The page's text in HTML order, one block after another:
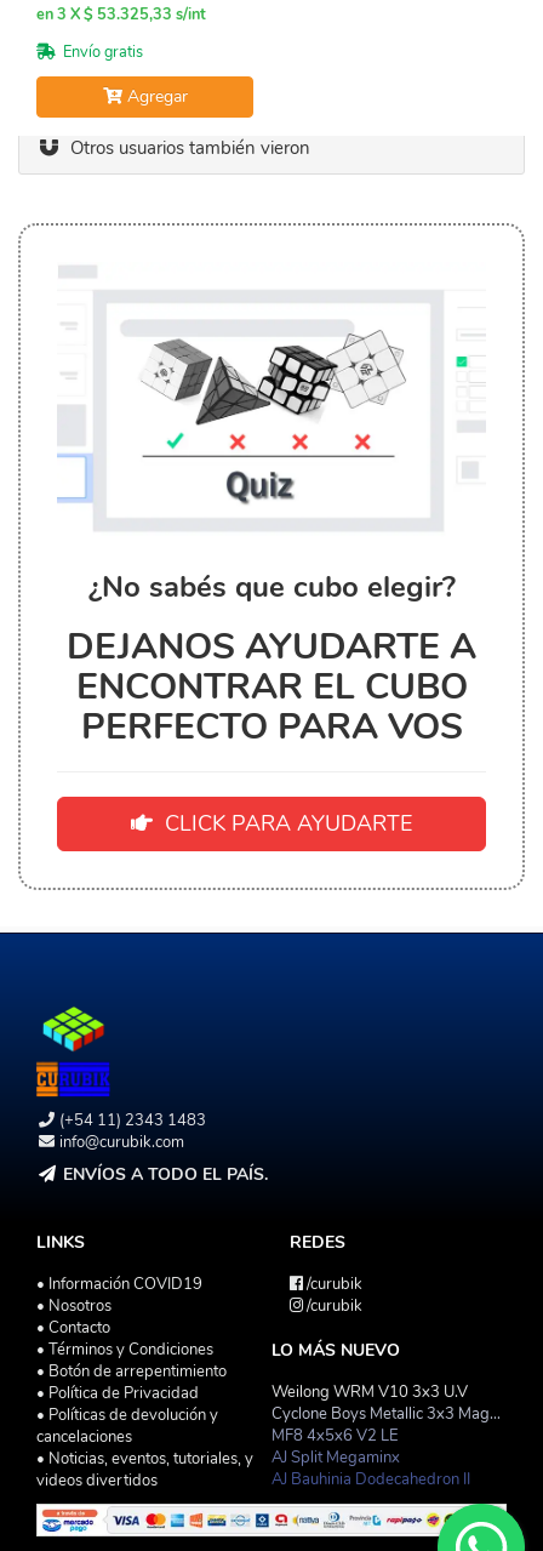
en 3 X $ 53.325,33 s/int
Envío gratis
Agregar
Otros usuarios también vieron
¿No sabés que cubo elegir?
DEJANOS AYUDARTE A
ENCONTRAR EL CUBO
PERFECTO PARA VOS
CLICK PARA AYUDARTE
(+54 11) 2343 1483
info@curubik.com
ENVÍOS A TODO EL PAÍS.
LINKS
• Información COVID19
• Nosotros
• Contacto
• Términos y Condiciones
• Botón de arrepentimiento
• Política de Privacidad
• Políticas de devolución y
cancelaciones
• Noticias, eventos, tutoriales, y
videos divertidos
REDES
/curubik
/curubik
LO MÁS NUEVO
Weilong WRM V10 3x3 U.V
Cyclone Boys Metallic 3x3 Magnetico Macaron
MF8 4x5x6 V2 LE
AJ Split Megaminx
AJ Bauhinia Dodecahedron II